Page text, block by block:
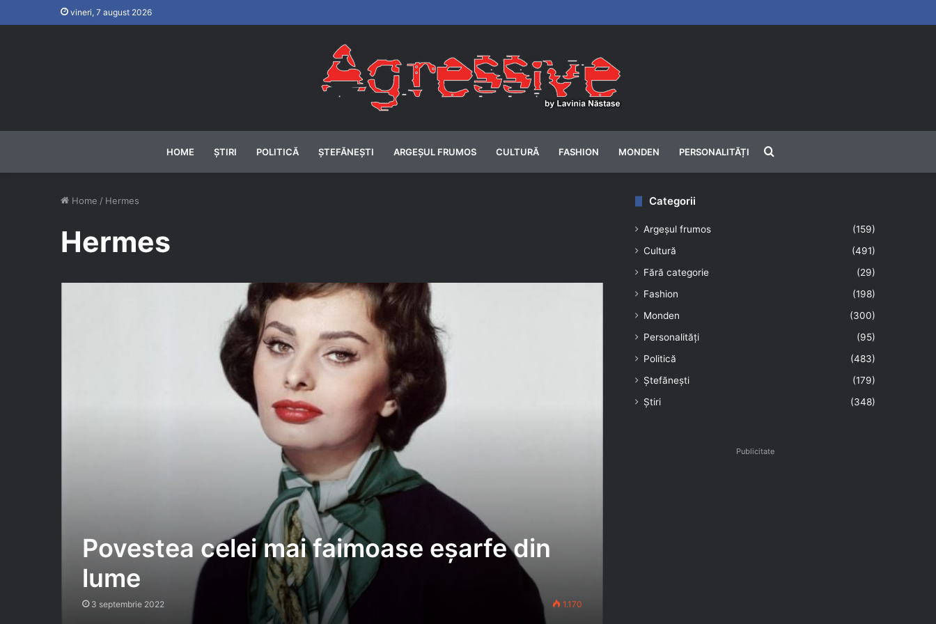
vineri, 7 august 2026
HOME ȘTIRI POLITICĂ ȘTEFĂNEȘTI ARGEȘUL FRUMOS CULTURĂ FASHION MONDEN PERSONALITĂȚI
Home / Hermes
Hermes
Povestea celei mai faimoase eșarfe din
lume
3 septembrie 2022 1.170
Categorii
Argeșul frumos
(159)
Cultură
(491)
Fără categorie
(29)
Fashion
(198)
Monden
(300)
Personalități
(95)
Politică
(483)
Ștefănești
(179)
Știri
(348)
Publicitate